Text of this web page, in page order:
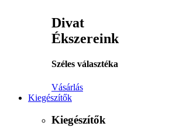
Divat
Ékszereink
Széles választéka
Vásárlás
Kiegészítők
Kiegészítők